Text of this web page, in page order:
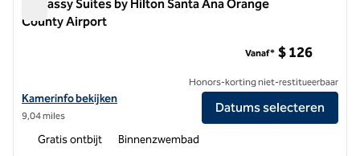
Embassy Suites by Hilton Santa Ana Orange
County Airport
Bekijk hoteldetails voor Embassy Suites by Hilton Santa Ana
Kamerinfo bekijken
9,04 miles
Vanaf* $ 126
Honors-korting niet-restitueerbaar
Datums selecteren
Gratis ontbijt Binnenzwembad